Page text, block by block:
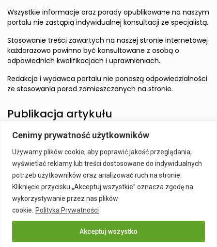
Cenimy prywatność użytkowników
Używamy plików cookie, aby poprawić jakość przeglądania,
wyświetlać reklamy lub treści dostosowane do indywidualnych
potrzeb użytkowników oraz analizować ruch na stronie.
Kliknięcie przycisku „Akceptuj wszystkie” oznacza zgodę na
wykorzystywanie przez nas plików
cookie. Polityka Prywatności
Akceptuj wszystko
Wszystkie informacje oraz porady opublikowane na naszym
portalu nie zastąpią indywidualnej konsultacji ze specjalistą.
Stosowanie treści zawartych na naszej stronie internetowej
każdorazowo powinno być konsultowane z osobą o
odpowiednich kwalifikacjach i uprawnieniach.
Redakcja i wydawca portalu nie ponoszą odpowiedzialności
ze stosowania porad zamieszczanych na stronie.
Publikacja artykułu
naszym serwisie.
Szczegóły: Publikacja Artykułu